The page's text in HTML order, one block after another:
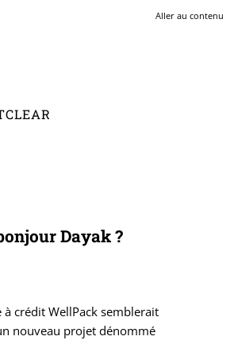
Aller au contenu
Dayak ?
crédit WellPack semblerait
nouveau projet dénommé